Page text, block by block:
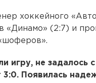
хоккейного
«Динамо» (2:7) и
игру, не задалось
3:0. Появилась